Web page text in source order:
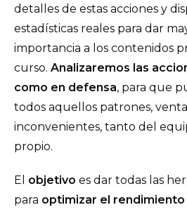
detalles de estas acciones y
estadísticas reales para dar
importancia a los contenidos
curso. Analizaremos las
como en defensa, para que
todos aquellos patrones,
inconvenientes, tanto del
propio.
El objetivo es dar todas las
para optimizar el rendimiento